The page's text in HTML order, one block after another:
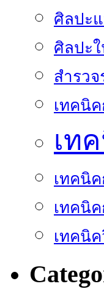
ศิลปะ
ศิลปะ
สำรวจ
เทคนิ
เท
เทคนิ
เทคนิ
เทคนิค